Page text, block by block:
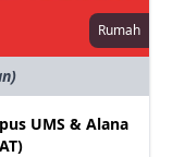
Rumah
UMS & Alana